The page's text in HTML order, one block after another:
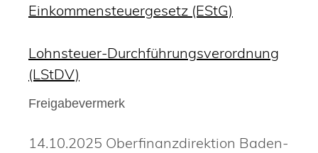
Einkommensteuergesetz (EStG)
Lohnsteuer-Durchführungsverordnung
(LStDV)
Freigabevermerk
14.10.2025 Oberfinanzdirektion Baden-